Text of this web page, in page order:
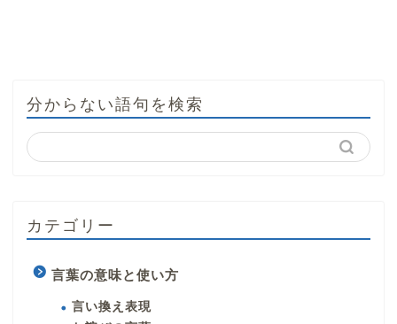
分からない語句を検索
カテゴリー
言葉の意味と使い方
言い換え表現